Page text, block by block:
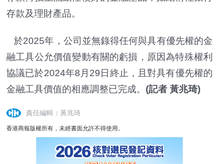
存款及理財產品。
於2025年，公司並無錄得任何與具有優先權的金
融工具公允價值變動有關的虧損，原因為特殊權利
協議已於2024年8月29日終止，且對具有優先權的
金融工具價值的相應調整已完成。 (記者 黃兆琦)
責任編輯：黃兆琦
香港商報版權所有，未經書面允許不得使用。